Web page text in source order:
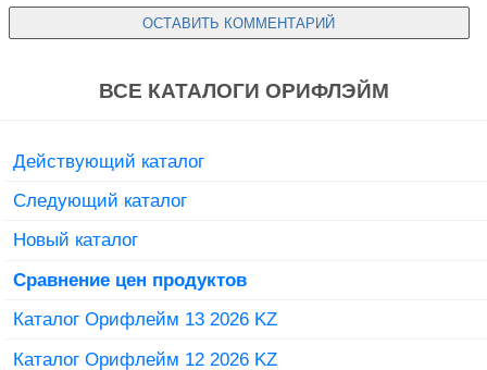
ВСЕ КАТАЛОГИ ОРИФЛЭЙМ
Действующий каталог
Следующий каталог
Новый каталог
Сравнение цен продуктов
Каталог Орифлейм 13 2026 KZ
Каталог Орифлейм 12 2026 KZ